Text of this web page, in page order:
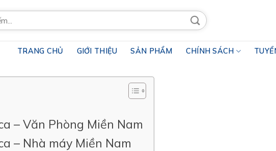
TRANG CHỦ GIỚI THIỆU SẢN PHẨM CHÍNH SÁCH
– Văn Phòng Miền Nam
– Nhà máy Miền Nam